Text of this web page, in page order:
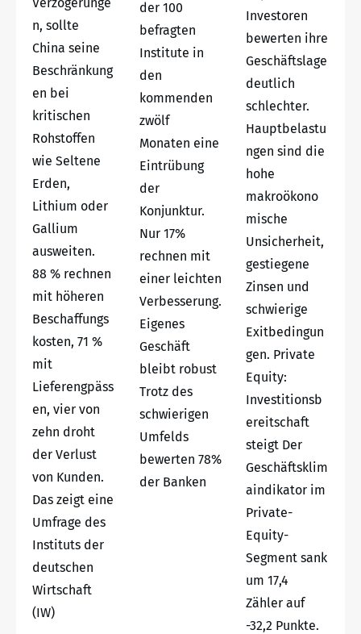
n, sollte
China seine
Beschränkung
en bei
kritischen
Rohstoffen
wie Seltene
Erden,
Lithium oder
Gallium
ausweiten.
88 % rechnen
mit höheren
Beschaffungs
kosten, 71 %
mit
Lieferengpäss
en, vier von
zehn droht
der Verlust
von Kunden.
Das zeigt eine
Umfrage des
Instituts der
deutschen
Wirtschaft
(IW)
der 100
befragten
Institute in
den
kommenden
zwölf
Monaten eine
Eintrübung
der
Konjunktur.
Nur 17%
rechnen mit
einer leichten
Verbesserung.
Eigenes
Geschäft
bleibt robust
Trotz des
schwierigen
Umfelds
bewerten 78%
der Banken
Investoren
bewerten ihre
Geschäftslage
deutlich
schlechter.
Hauptbelastu
ngen sind die
hohe
makroökono
mische
Unsicherheit,
gestiegene
Zinsen und
schwierige
Exitbedingun
gen. Private
Equity:
Investitionsb
ereitschaft
steigt Der
Geschäftsklim
aindikator im
Private-
Equity-
Segment sank
um 17,4
Zähler auf
-32,2 Punkte.